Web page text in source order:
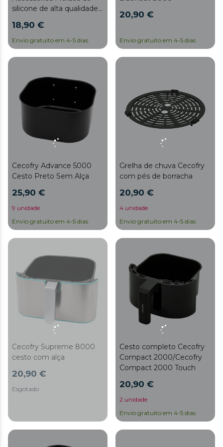
silicone de alta qualidade
muffins, escovas de
silicone e é compatível
com fritadeiras de 6 a 8L,
oferecendo uma
para uma limpeza fácil.
18,90 €
Envio gratuito em 4-5 dias
20,90 €
Envio gratuito em 4-5 dias
Cecofry Advance 5000
Cesto Preto Sem Alça
25,90 €
9 unidade
Envio gratuito em 4-5 dias
Grelha de chuva Cecofry
com pés de borracha
20,90 €
4 unidade
Envio gratuito em 4-5 dias
Cecofry Supreme 8000
cesto com alça
20,90 €
Esgotado
Cesto completo Cecofry
Compact 2000/Cecofry
Compact 2000 Touch
20,90 €
2 unidade
Envio gratuito em 4-5 dias